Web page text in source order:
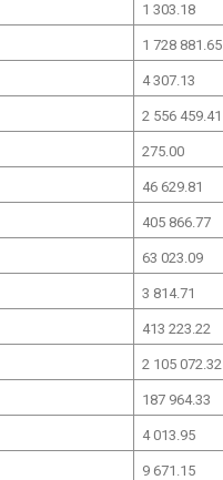
1 303.18
1 728 881.65
4 307.13
2 556 459.41
275.00
46 629.81
405 866.77
63 023.09
3 814.71
413 223.22
2 105 072.32
187 964.33
4 013.95
9 671.15